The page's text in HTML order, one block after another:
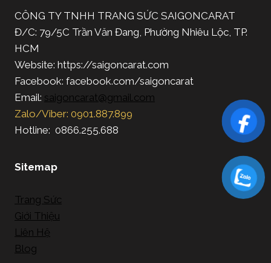
CÔNG TY TNHH TRANG SỨC SAIGONCARAT
Đ/C: 79/5C Trần Văn Đang, Phường Nhiêu Lộc, TP.
HCM
Website: https://saigoncarat.com
Facebook: facebook.com/saigoncarat
Email: saigoncarat@gmail.com
Zalo/Viber: 0901.887.899
Hotline: 0866.255.688
Sitemap
Trang Sức
Giới Thiệu
Liên Hệ
Blog